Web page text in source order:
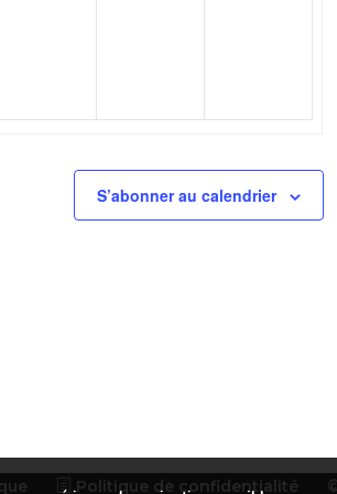
S’abonner au calendrier
Politique de confidentialité